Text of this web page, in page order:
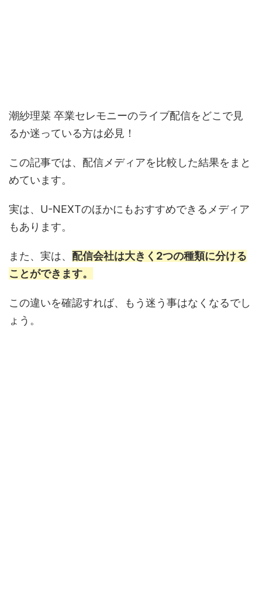
潮紗理菜 卒業セレモニーのライブ配信をどこで見
るか迷っている方は必見！
この記事では、配信メディアを比較した結果をまと
めています。
実は、U-NEXTのほかにもおすすめできるメディア
もあります。
また、実は、 配信会社は大きく2つの種類に分ける
ことができます。
この違いを確認すれば、もう迷う事はなくなるでし
ょう。